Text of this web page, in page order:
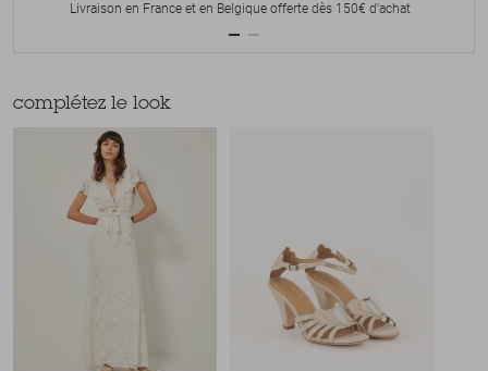
Livraison en France et en Belgique offerte dès 150€ d'achat
complétez le look